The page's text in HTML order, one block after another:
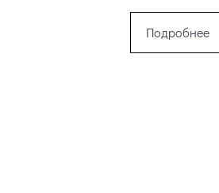
Подробнее